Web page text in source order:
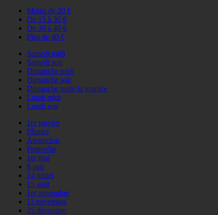
Moins de 20 €
De 15 à 30 €
De 30 à 40 €
Plus de 40 €
Samedi midi
Samedi soir
Dimanche midi
Dimanche soir
Dimanche toute la journée
Lundi midi
Lundi soir
1er janvier
Pâques
Ascencion
Pentecôte
1er mai
8 mai
14 juillet
15 août
1er novembre
11 novembre
25 décembre